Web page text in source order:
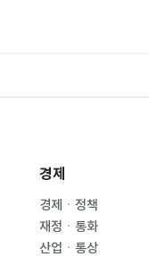
경제
경제ㆍ정책
재정ㆍ통화
산업ㆍ통상